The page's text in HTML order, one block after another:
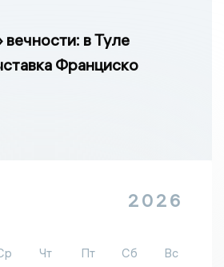
в Туле
Франциско
2026
Чт Пт Сб
Вс